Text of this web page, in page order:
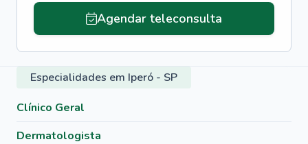
Agendar teleconsulta
Especialidades em Iperó - SP
Clínico Geral
Dermatologista